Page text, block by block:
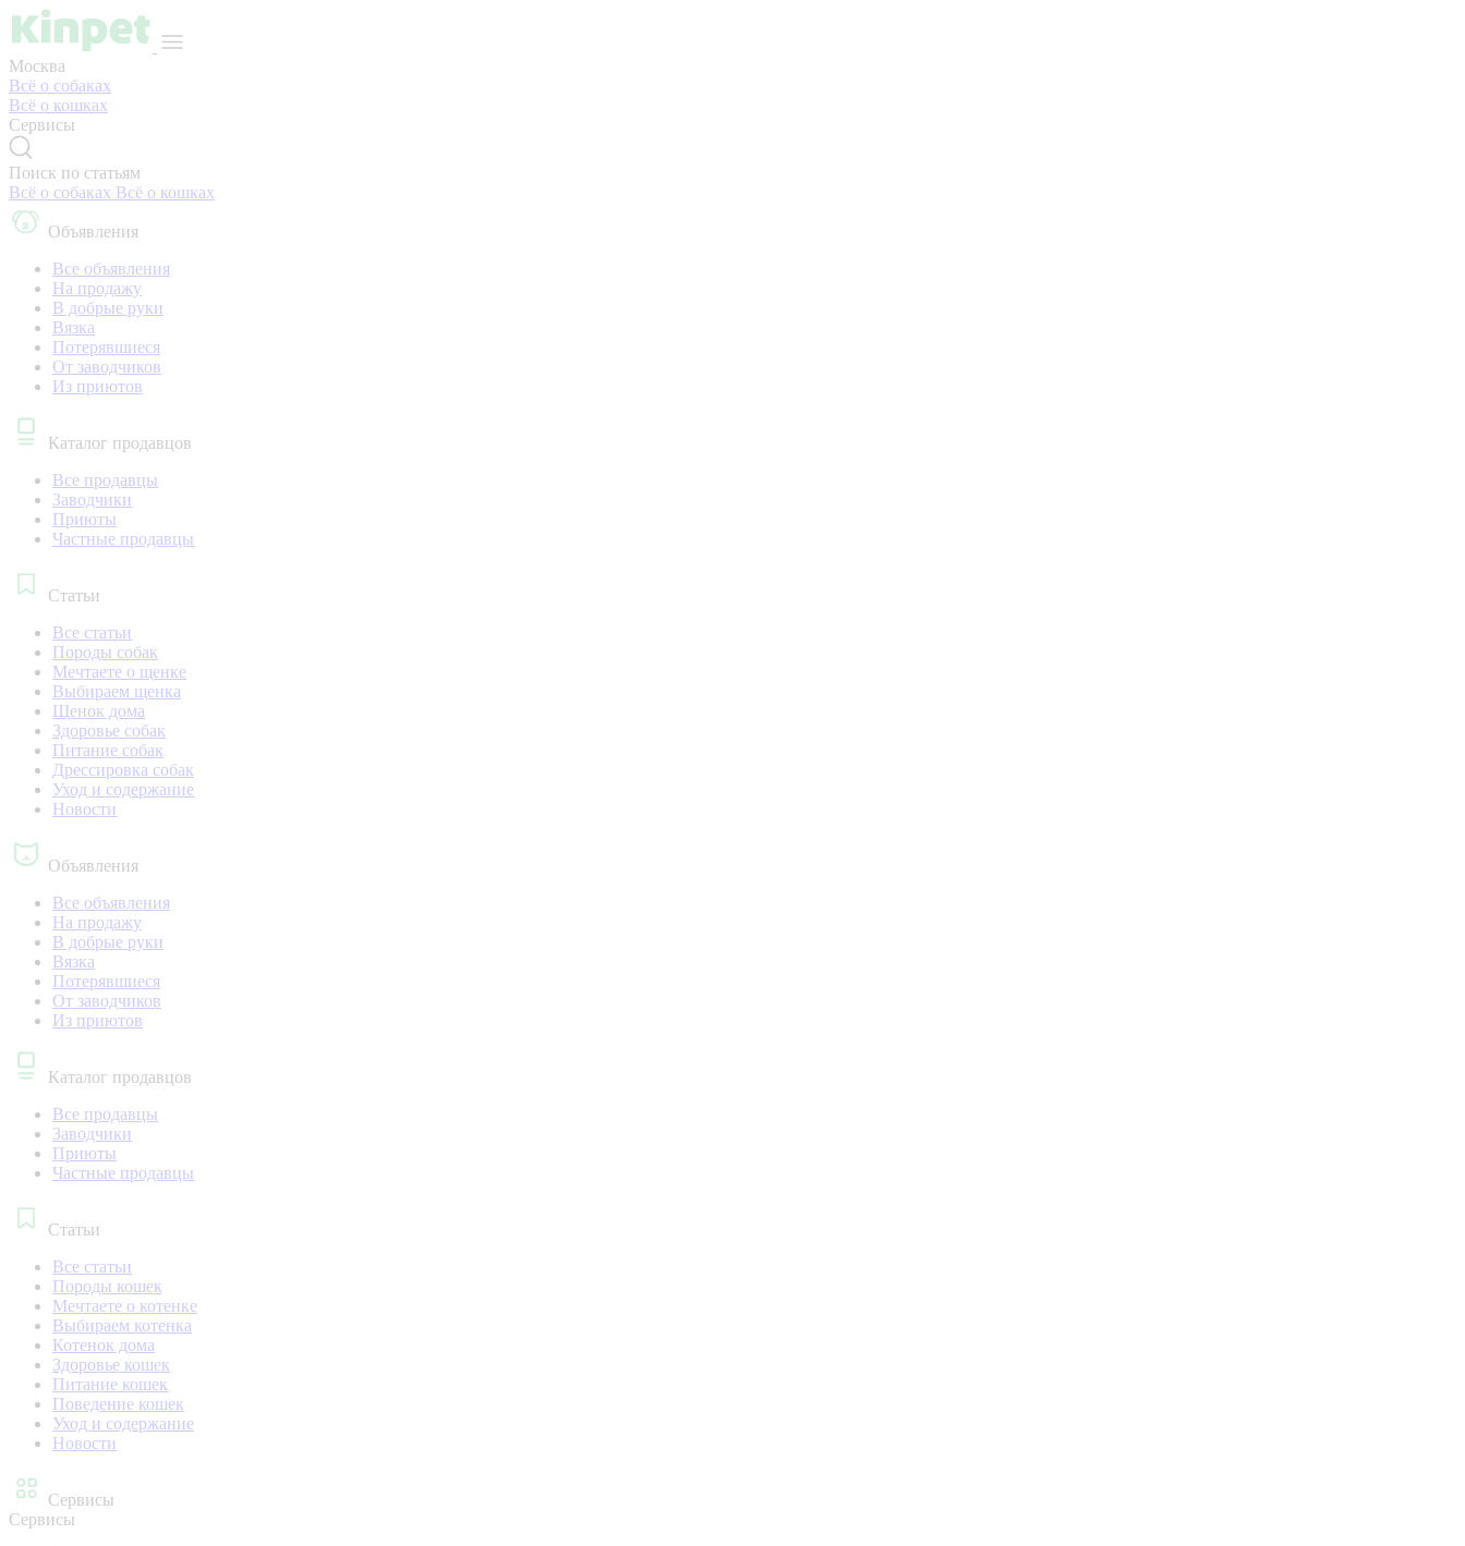
Москва
Всё о собаках
Всё о кошках
Сервисы
Поиск по статьям
Всё о собаках Всё о кошках
Объявления
Все объявления
На продажу
В добрые руки
Вязка
Потерявшиеся
От заводчиков
Из приютов
Каталог продавцов
Все продавцы
Заводчики
Приюты
Частные продавцы
Статьи
Все статьи
Породы собак
Мечтаете о щенке
Выбираем щенка
Щенок дома
Здоровье собак
Питание собак
Дрессировка собак
Уход и содержание
Новости
Объявления
Все объявления
На продажу
В добрые руки
Вязка
Потерявшиеся
От заводчиков
Из приютов
Каталог продавцов
Все продавцы
Заводчики
Приюты
Частные продавцы
Статьи
Все статьи
Породы кошек
Мечтаете о котенке
Выбираем котенка
Котенок дома
Здоровье кошек
Питание кошек
Поведение кошек
Уход и содержание
Новости
Сервисы
Сервисы